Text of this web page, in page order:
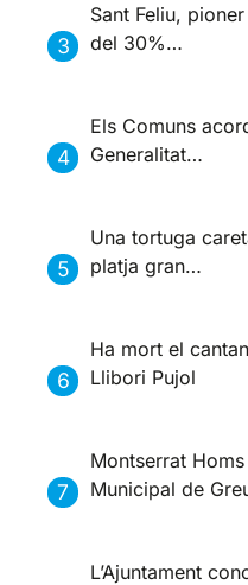
Sant Feliu,
del 30%…
Els Comuns
Generalitat…
Una tortuga
platja gran…
Ha mort el
Llibori Pujol
Montserrat
Municipal de
L’Ajuntament